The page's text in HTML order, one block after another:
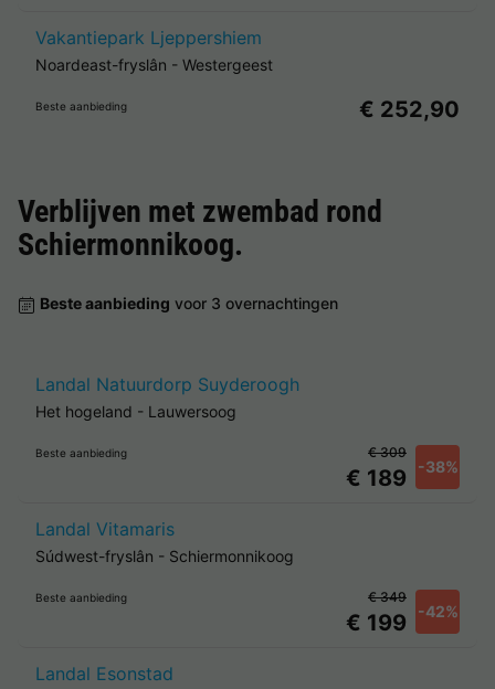
Vakantiepark Ljeppershiem
Noardeast-fryslân - Westergeest
Beste aanbieding € 252,90
Verblijven met zwembad rond
Schiermonnikoog.
Beste aanbieding voor 3 overnachtingen
Landal Natuurdorp Suyderoogh
Het hogeland - Lauwersoog
Beste aanbieding
€ 189 -38%
€ 309
Landal Vitamaris
Súdwest-fryslân - Schiermonnikoog
Beste aanbieding
€ 199 -42%
€ 349
Landal Esonstad